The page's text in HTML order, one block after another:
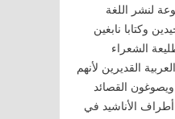
لنشر اللغة
وكتابا نابغين
الشعراء
القديرين لأنهم
ويصوغون القصائد
أطراف الأناشيد في